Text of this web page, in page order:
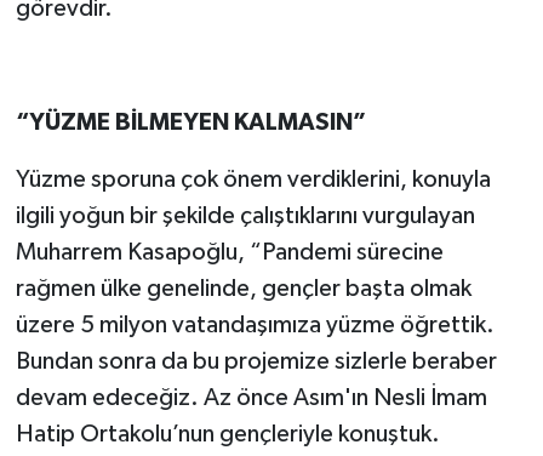
görevdir.
“YÜZME BİLMEYEN KALMASIN”
Yüzme sporuna çok önem verdiklerini, konuyla
ilgili yoğun bir şekilde çalıştıklarını vurgulayan
Muharrem Kasapoğlu, “Pandemi sürecine
rağmen ülke genelinde, gençler başta olmak
üzere 5 milyon vatandaşımıza yüzme öğrettik.
Bundan sonra da bu projemize sizlerle beraber
devam edeceğiz. Az önce Asım'ın Nesli İmam
Hatip Ortakolu’nun gençleriyle konuştuk.